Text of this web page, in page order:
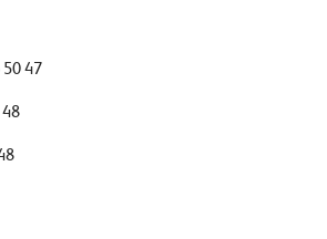
47